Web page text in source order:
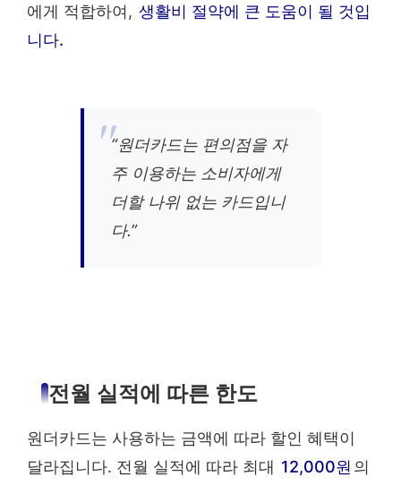
에게 적합하여, 생활비 절약에 큰 도움이 될 것입
니다.
“원더카드는 편의점을 자
주 이용하는 소비자에게
더할 나위 없는 카드입니
다.”
전월 실적에 따른 한도
원더카드는 사용하는 금액에 따라 할인 혜택이
달라집니다. 전월 실적에 따라 최대 12,000원 의